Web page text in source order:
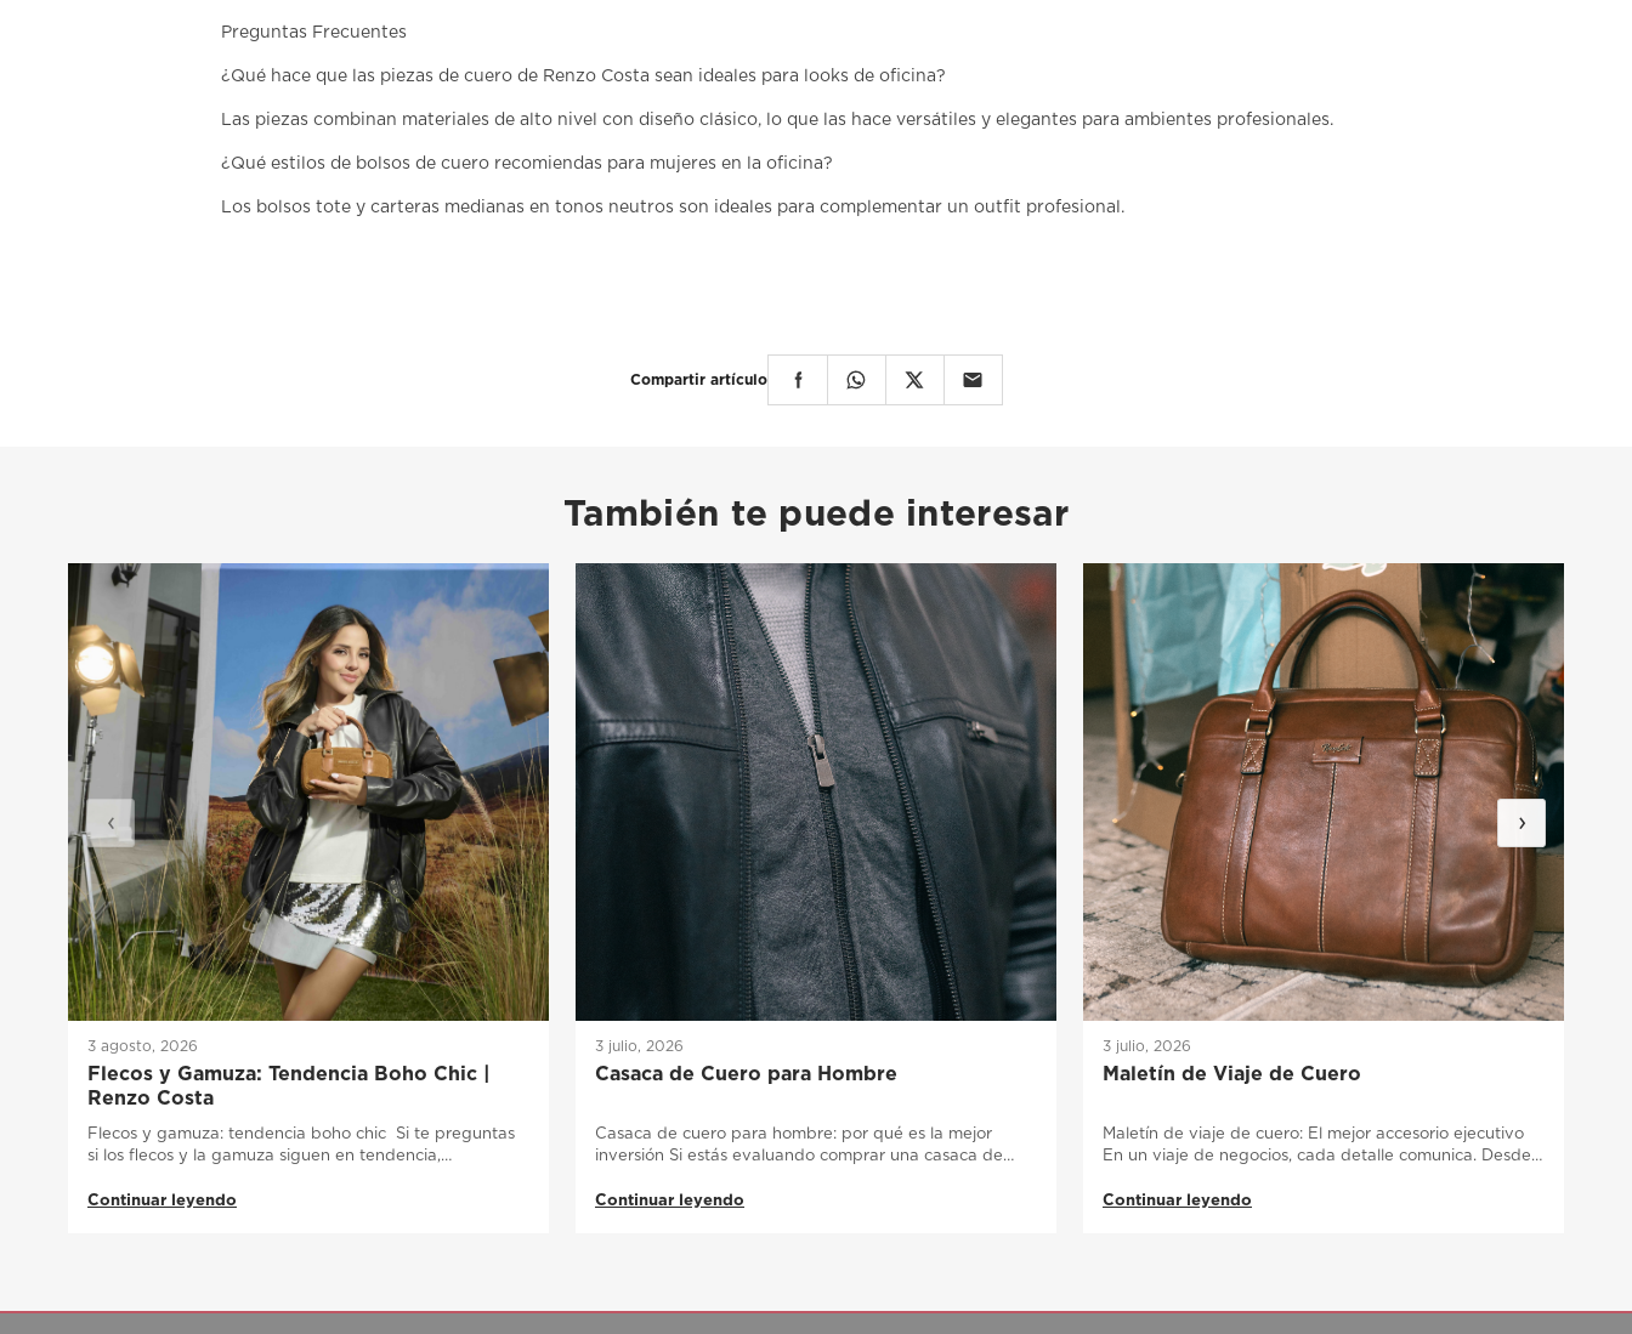
Preguntas Frecuentes
¿Qué hace que las piezas de cuero de Renzo Costa sean ideales para looks de oficina?
Las piezas combinan materiales de alto nivel con diseño clásico, lo que las hace versátiles y elegantes para ambientes profesionales.
¿Qué estilos de bolsos de cuero recomiendas para mujeres en la oficina?
Los bolsos tote y carteras medianas en tonos neutros son ideales para complementar un outfit profesional.
Compartir artículo
También te puede interesar
3 agosto, 2026
Flecos y Gamuza: Tendencia Boho Chic |
Renzo Costa
Flecos y gamuza: tendencia boho chic Si te preguntas
si los flecos y la gamuza siguen en tendencia,…
Continuar leyendo
3 julio, 2026
Casaca de Cuero para Hombre
Casaca de cuero para hombre: por qué es la mejor
inversión Si estás evaluando comprar una casaca de…
Continuar leyendo
3 julio, 2026
Maletín de Viaje de Cuero
Maletín de viaje de cuero: El mejor accesorio ejecutivo
En un viaje de negocios, cada detalle comunica. Desde…
Continuar leyendo
‹ ›